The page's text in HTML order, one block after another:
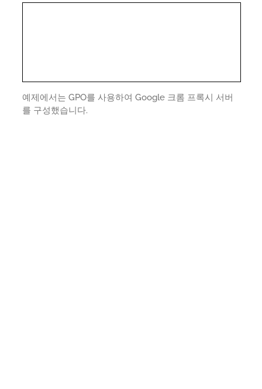
예제에서는 GPO를 사용하여 Google 크롬 프록시 서버
를 구성했습니다.